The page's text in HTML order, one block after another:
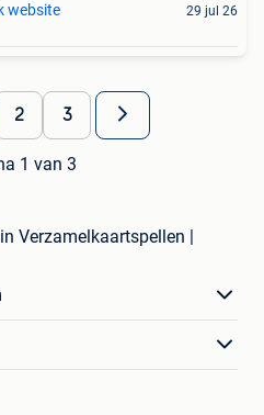
website 29 jul 26
2 3
1 van 3